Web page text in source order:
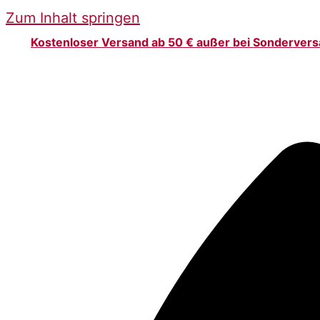
Zum Inhalt springen
Kostenloser Versand ab 50 € außer bei